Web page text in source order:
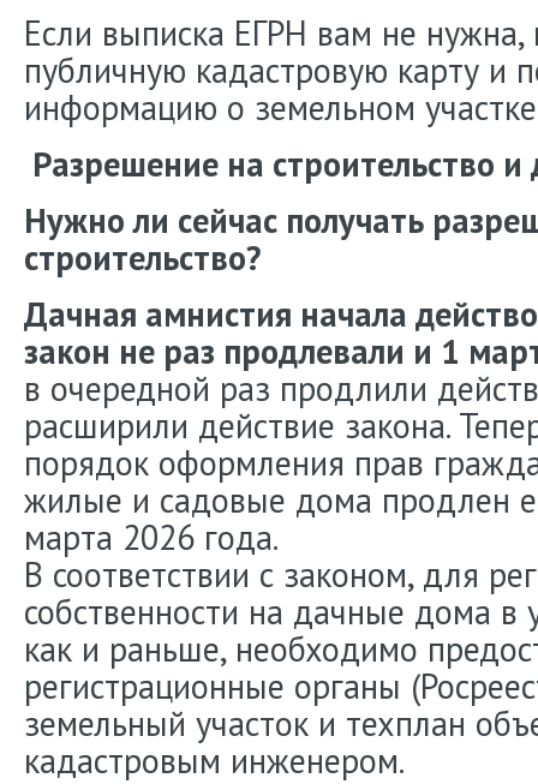
Если выписка ЕГРН вам не
публичную кадастровую карту и
информацию о земельном
Разрешение на строительство
Нужно ли сейчас получать
строительство?
Дачная амнистия начала
закон не раз продлевали и 1
в очередной раз продлили
расширили действие закона.
порядок оформления прав
жилые и садовые дома продлен
марта 2026 года.
В соответствии с законом, для
собственности на дачные дома
как и раньше, необходимо
регистрационные органы
земельный участок и техплан
кадастровым инженером.